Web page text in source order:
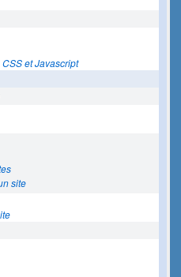
et Javascript
site